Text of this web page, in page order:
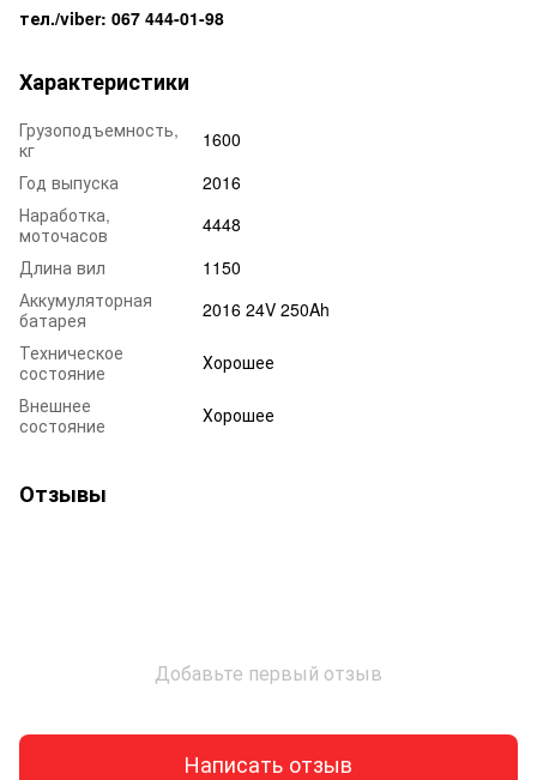
тел./viber: 067 444-01-98
Характеристики
Грузоподъемность,
кг
1600
Год выпуска
2016
Наработка,
моточасов
4448
Длина вил
1150
Аккумуляторная
батарея
2016 24V 250Ah
Техническое
состояние
Хорошее
Внешнее
состояние
Хорошее
Отзывы
Добавьте первый отзыв
Написать отзыв